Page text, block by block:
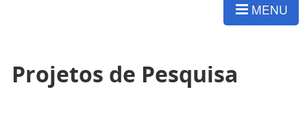
MENU
Projetos de Pesquisa